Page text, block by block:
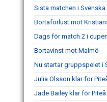
Sista matchen i
Bortaförlust mot
Dags för match 2 i cupen
Bortavinst mot Malmö
Nu startar gruppspelet i
Julia Olsson klar för
Jade Bailey klar för Piteå